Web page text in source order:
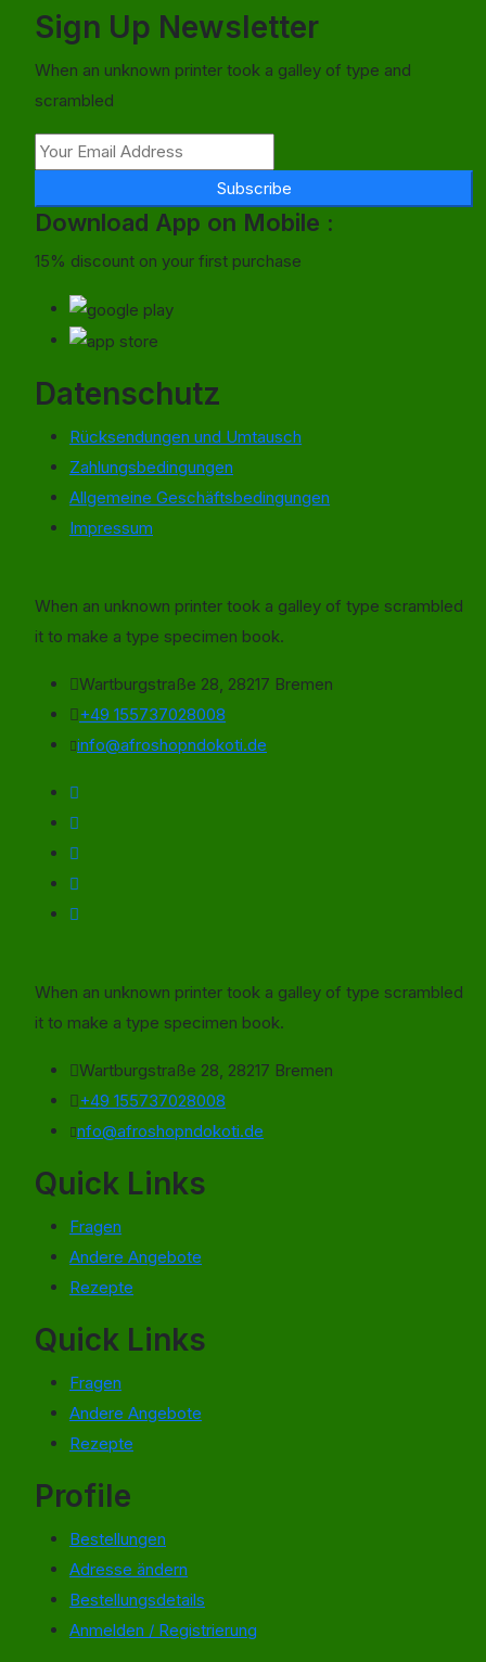
Sign Up Newsletter
When an unknown printer took a galley of type and
scrambled
Subscribe
Download App on Mobile :
15% discount on your first purchase
Datenschutz
Rücksendungen und Umtausch
Zahlungsbedingungen
Allgemeine Geschäftsbedingungen
Impressum
When an unknown printer took a galley of type scrambled
it to make a type specimen book.
Wartburgstraße 28, 28217 Bremen
+49 155737028008
info@afroshopndokoti.de
When an unknown printer took a galley of type scrambled
it to make a type specimen book.
Wartburgstraße 28, 28217 Bremen
+49 155737028008
nfo@afroshopndokoti.de
Quick Links
Fragen
Andere Angebote
Rezepte
Quick Links
Fragen
Andere Angebote
Rezepte
Profile
Bestellungen
Adresse ändern
Bestellungsdetails
Anmelden / Registrierung